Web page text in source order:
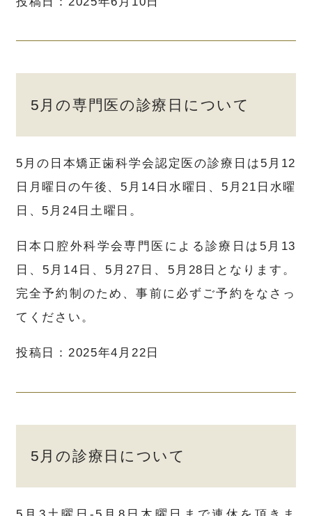
5月の専門医の診療日について
5月の日本矯正歯科学会認定医の診療日は5月12
日月曜日の午後、5月14日水曜日、5月21日水曜
日、5月24日土曜日。
日本口腔外科学会専門医による診療日は5月13
日、5月14日、5月27日、5月28日となります。
完全予約制のため、事前に必ずご予約をなさっ
てください。
投稿日：2025年4月22日
5月の診療日について